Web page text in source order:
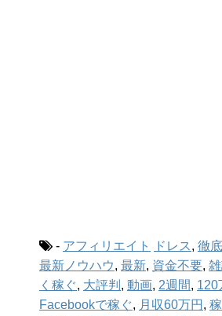
- アフィリエイト ドレス , 徹
最新ノウハウ, 最新, 資金不要,
く稼ぐ, 大評判 , 動画, 2週間, 120
Facebookで稼ぐ, 月収60万円 ,